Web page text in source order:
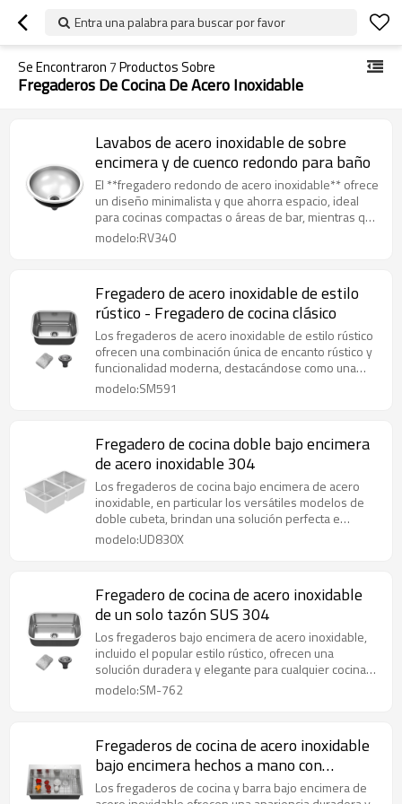
Entra una palabra para buscar por favor
Se Encontraron7Productos Sobre
Fregaderos De Cocina De Acero Inoxidable
Lavabos de acero inoxidable de sobre
encimera y de cuenco redondo para baño
El **fregadero redondo de acero inoxidable** ofrece
un diseño minimalista y que ahorra espacio, ideal
para cocinas compactas o áreas de bar, mientras que
los **fregaderos de montaje superior de acero
modelo:RV340
Fregadero de acero inoxidable de estilo
rústico - Fregadero de cocina clásico
Los fregaderos de acero inoxidable de estilo rústico
ofrecen una combinación única de encanto rústico y
funcionalidad moderna, destacándose como una
elegante pieza central entre todos los fregaderos
modelo:SM591
Fregadero de cocina doble bajo encimera
de acero inoxidable 304
Los fregaderos de cocina bajo encimera de acero
inoxidable, en particular los versátiles modelos de
doble cubeta, brindan una solución perfecta e
higiénica para una preparación y limpieza de
modelo:UD830X
Fregadero de cocina de acero inoxidable
de un solo tazón SUS 304
Los fregaderos bajo encimera de acero inoxidable,
incluido el popular estilo rústico, ofrecen una
solución duradera y elegante para cualquier cocina
moderna.
modelo:SM-762
Fregaderos de cocina de acero inoxidable
bajo encimera hechos a mano con
material de acero inoxidable 304
Los fregaderos de cocina y barra bajo encimera de